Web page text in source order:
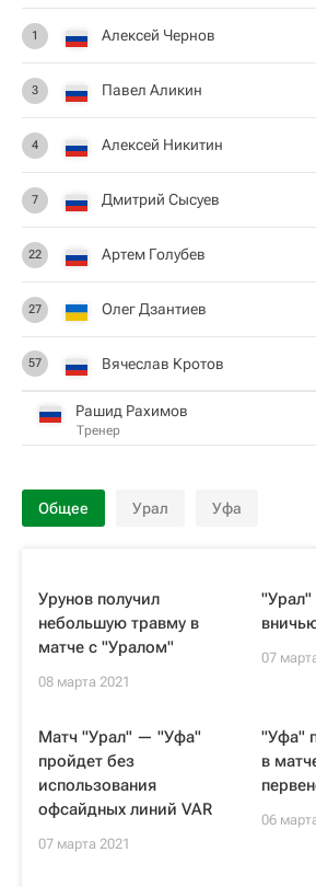
1 Алексей Чернов
3 Павел Аликин
4 Алексей Никитин
7 Дмитрий Сысуев
22 Артем Голубев
27 Олег Дзантиев
57 Вячеслав Кротов
Рашид Рахимов
Тренер
Общее Урал Уфа
Урунов получил
небольшую травму в
матче с "Уралом"
08 марта 2021
"Урал"
07
Матч "Урал" — "Уфа"
пройдет без
использования
офсайдных линий VAR
07 марта 2021
"Уфа"
в
06